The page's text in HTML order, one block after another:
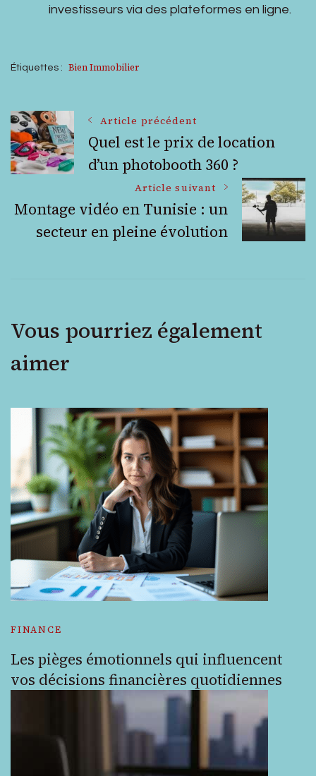
investisseurs via des plateformes en ligne.
Étiquettes : Bien Immobilier
Navigation
des
articles
Article précédent
Quel est le prix de location
d’un photobooth 360 ?
Article suivant
Montage vidéo en Tunisie : un
secteur en pleine évolution
Vous pourriez également
aimer
FINANCE
Les pièges émotionnels qui influencent
vos décisions financières quotidiennes